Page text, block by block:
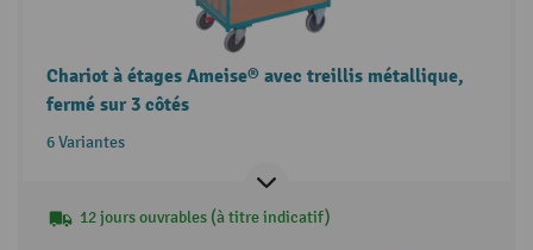
Chariot à étages Ameise® avec treillis métallique,
fermé sur 3 côtés
6 Variantes
12 jours ouvrables (à titre indicatif)